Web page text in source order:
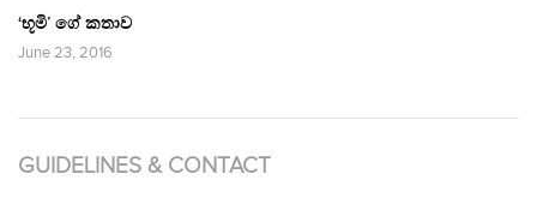
‘භූමි’ ගේ කතාව
June 23, 2016
GUIDELINES & CONTACT